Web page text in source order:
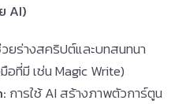
AI)
วยร่างสคริปต์และบทสนทนา
อที่มี เช่น Magic Write)
การใช้ AI สร้างภาพตัวการ์ตูน